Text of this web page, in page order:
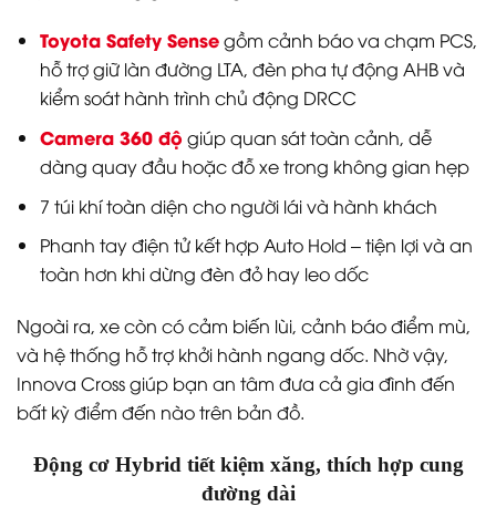
Toyota Safety Sensegồm cảnh báo va chạm PCS,
hỗ trợ giữ làn đường LTA, đèn pha tự động AHB và
kiểm soát hành trình chủ động DRCC
Camera 360 độ giúp quan sát toàn cảnh, dễ
dàng quay đầu hoặc đỗ xe trong không gian hẹp
7 túi khí toàn diện cho người lái và hành khách
Phanh tay điện tử kết hợp Auto Hold – tiện lợi và an
toàn hơn khi dừng đèn đỏ hay leo dốc
Ngoài ra, xe còn có cảm biến lùi, cảnh báo điểm mù,
và hệ thống hỗ trợ khởi hành ngang dốc. Nhờ vậy,
Innova Cross giúp bạn an tâm đưa cả gia đình đến
bất kỳ điểm đến nào trên bản đồ.
Động cơ Hybrid tiết kiệm xăng, thích hợp cung
đường dài